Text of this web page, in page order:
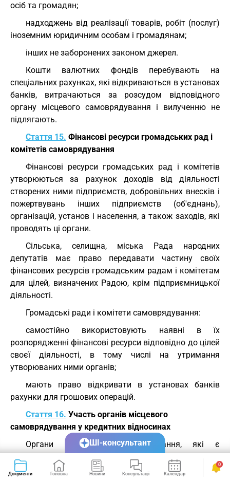
осіб та громадян;
надходжень від реалізації товарів, робіт (послуг)
іноземним юридичним особам і громадянам;
інших не заборонених законом джерел.
Кошти валютних фондів перебувають на
спеціальних рахунках, які відкриваються в установах
банків, витрачаються за розсудом відповідного
органу місцевого самоврядування і вилученню не
підлягають.
Стаття 15. Фінансові ресурси громадських рад і
комітетів самоврядування
Фінансові ресурси громадських рад і комітетів
утворюються за рахунок доходів від діяльності
створених ними підприємств, добровільних внесків і
пожертвувань інших підприємств (об'єднань),
організацій, установ і населення, а також заходів, які
проводять ці органи.
Сільська, селищна, міська Рада народних
депутатів має право передавати частину своїх
фінансових ресурсів громадським радам і комітетам
для цілей, визначених Радою, крім підприємницької
діяльності.
Громадські ради і комітети самоврядування:
самостійно використовують наявні в їх
розпорядженні фінансові ресурси відповідно до цілей
своєї діяльності, в тому числі на утримання
утворюваних ними органів;
мають право відкривати в установах банків
рахунки для грошових операцій.
Стаття 16. Участь органів місцевого
самоврядування у кредитних відносинах
Органи місцевого самоврядування, які є
юридичними особами, мають право:
користуватися на договірних засадах кредитами
Документи Головна Новини Консультації Календар Сервіси
0
ШІ-консультант